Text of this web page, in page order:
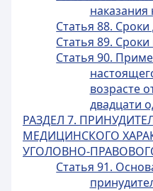
Статья 88. Сроки
Статья 89.
Статья 90.
возрасте
двадцати
РАЗДЕЛ 7.
МЕДИЦИНСКОГО
УГОЛОВНО-
Статья 91.